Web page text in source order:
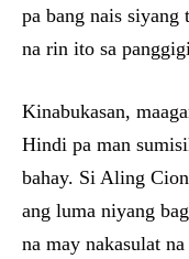
pa bang nais siyang
na rin ito sa
Kinabukasan,
Hindi pa man
bahay. Si Aling
ang luma niyang
na may nakasulat